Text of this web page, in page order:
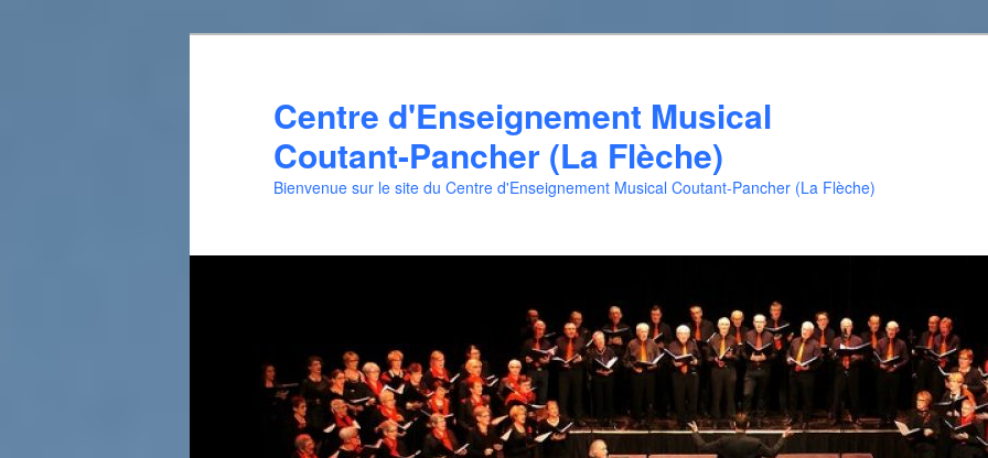
Centre d'Enseignement Musical
Coutant-Pancher (La Flèche)
Bienvenue sur le site du Centre d'Enseignement Musical Coutant-Pancher (La Flèche)